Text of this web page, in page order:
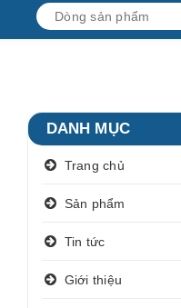
DANH MỤC
Trang chủ
Sản phẩm
Tin tức
Giới thiệu